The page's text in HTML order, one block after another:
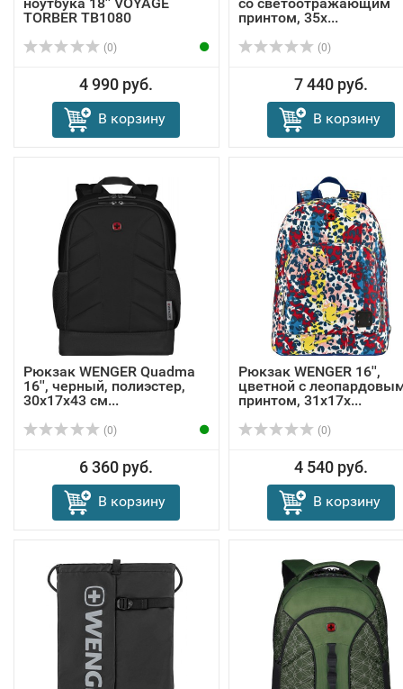
TORBER TB1080
(0)
4 990 руб.
В корзину
принтом, 35x...
(0)
7 440 руб.
В корзину
Рюкзак WENGER Quadma
16'', черный, полиэстер,
30x17x43 см...
(0)
6 360 руб.
В корзину
Рюкзак WENGER 16'',
цветной с
принтом, 31x17x...
(0)
4 540 руб.
В корзину